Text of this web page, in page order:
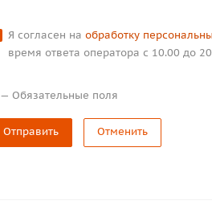
Я согласен наобработку
время ответа оператора с 10.00 до
—Обязательные поля
Отправить Отменить